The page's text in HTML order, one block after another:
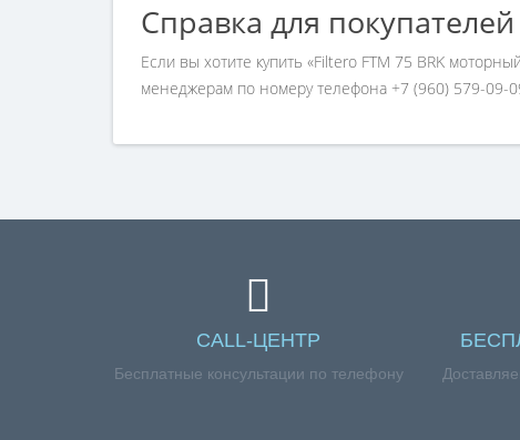
Справка для покупателей
Если вы хотите купить «Filtero FTM 75 BRK
менеджерам по номеру телефона +7 (960) 579-09-
CALL-ЦЕНТР
Бесплатные консультации по телефону